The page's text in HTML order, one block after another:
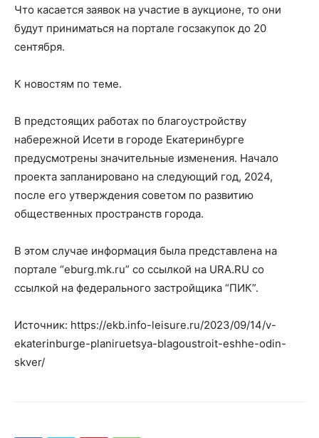
Что касается заявок на участие в аукционе, то они
будут приниматься на портале госзакупок до 20
сентября.
К новостям по теме.
В предстоящих работах по благоустройству
набережной Исети в городе Екатеринбурге
предусмотрены значительные изменения. Начало
проекта запланировано на следующий год, 2024,
после его утверждения советом по развитию
общественных пространств города.
В этом случае информация была представлена на
портале “eburg.mk.ru” со ссылкой на URA.RU со
ссылкой на федерального застройщика “ПИК”.
Источник: https://ekb.info-leisure.ru/2023/09/14/v-
ekaterinburge-planiruetsya-blagoustroit-eshhe-odin-
skver/